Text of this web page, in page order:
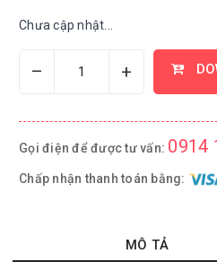
Chưa cập nhật...
– +
Gọi điện để được tư vấn: 0914
Chấp nhận thanh toán bằng:
MÔ TẢ